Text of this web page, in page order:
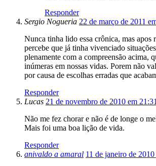
Responder
Sergio Nogueria 22 de março de 2011
Nunca tinha lido essa crônica, mas apos
percebe que já tinha vivenciado
plenamente com a compreensão acima,
inúmeras em nossas vidas. Porem não
por causa de escolhas erradas que
Responder
Lucas 21 de novembro de 2010 em 21:31
Não me fez chorar e não é de longe o
Mais foi uma boa lição de vida.
Responder
anivaldo a amaral 11 de janeiro de 2010